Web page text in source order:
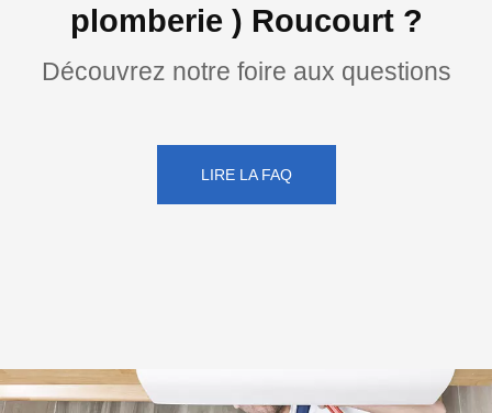
plomberie ) Roucourt ?
Découvrez notre foire aux questions
LIRE LA FAQ